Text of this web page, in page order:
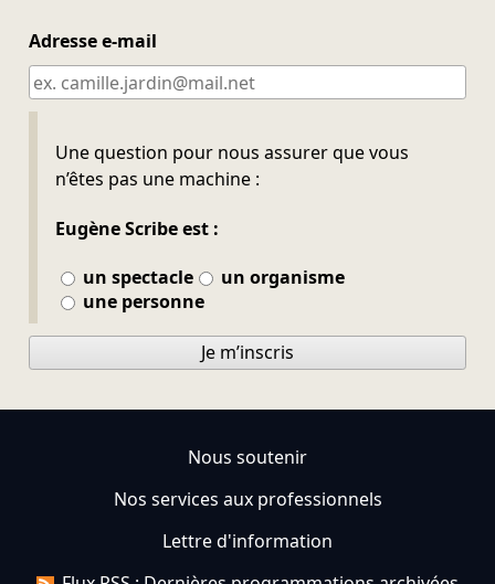
Adresse e-mail
Une question pour nous assurer que vous
n’êtes pas une machine :
Eugène Scribe est :
un spectacle
un organisme
une personne
Ne pas remplir
Je m’inscris
Nous soutenir
Nos services aux professionnels
Lettre d'information